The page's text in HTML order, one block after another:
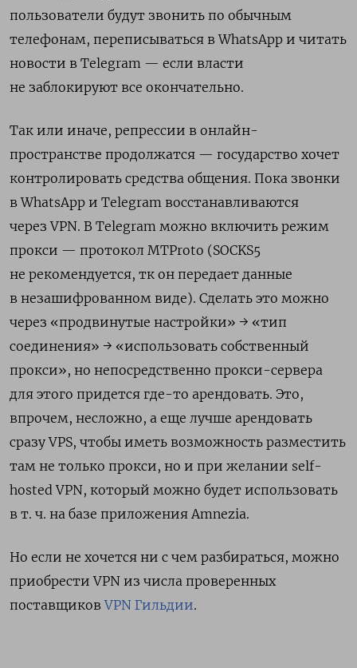
пользователи будут звонить по обычным
телефонам, переписываться в WhatsApp и читать
новости в Telegram — если власти
не заблокируют все окончательно.
Так или иначе, репрессии в онлайн-
пространстве продолжатся — государство хочет
контролировать средства общения. Пока звонки
в WhatsApp и Telegram восстанавливаются
через VPN. В Telegram можно включить режим
прокси — протокол MTProto (SOCKS5
не рекомендуется, тк он передает данные
в незашифрованном виде). Сделать это можно
через «продвинутые настройки» → «тип
соединения» → «использовать собственный
прокси», но непосредственно прокси-сервера
для этого придется где-то арендовать. Это,
впрочем, несложно, а еще лучше арендовать
сразу VPS, чтобы иметь возможность разместить
там не только прокси, но и при желании self-
hosted VPN, который можно будет использовать
в т. ч. на базе приложения Amnezia.
Но если не хочется ни с чем разбираться, можно
приобрести VPN из числа проверенных
поставщиковVPN Гильдии.